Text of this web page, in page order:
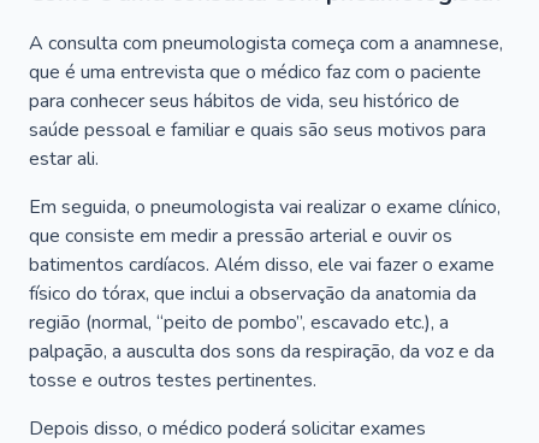
A consulta com pneumologista começa com a anamnese,
que é uma entrevista que o médico faz com o paciente
para conhecer seus hábitos de vida, seu histórico de
saúde pessoal e familiar e quais são seus motivos para
estar ali.
Em seguida, o pneumologista vai realizar o exame clínico,
que consiste em medir a pressão arterial e ouvir os
batimentos cardíacos. Além disso, ele vai fazer o exame
físico do tórax, que inclui a observação da anatomia da
região (normal, “peito de pombo”, escavado etc.), a
palpação, a ausculta dos sons da respiração, da voz e da
tosse e outros testes pertinentes.
Depois disso, o médico poderá solicitar exames